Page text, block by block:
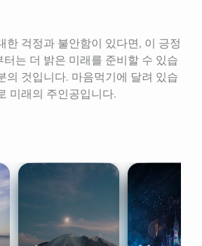
한 걱정과 불안함이 있다면, 이 긍정
는 더 밝은 미래를 준비할 수 있습
의 것입니다. 마음먹기에 달려 있습
미래의 주인공입니다.